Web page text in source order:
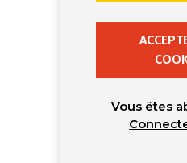
Vous êtes